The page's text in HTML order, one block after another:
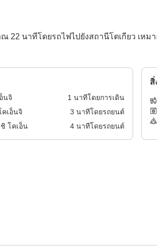
นาทีโดยรถไฟไปยังสถานีโตเกียว เหม
นจิ 1 นาทีโดยการเดิน
เอ็นจิ
3 นาทีโดยรถยนต์
โคเอ็น
4นาทีโดยรถยนต์
สิ่